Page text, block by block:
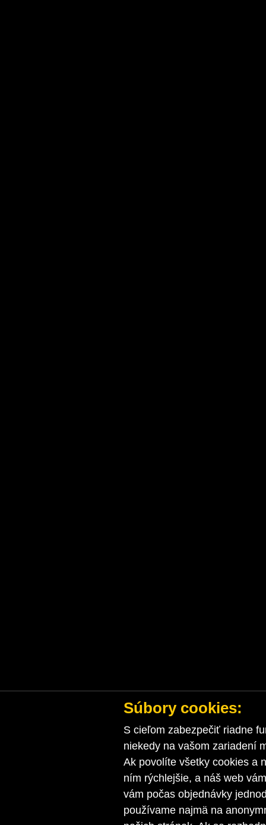
Súbory cookies:
S cieľom zabezpečiť riadne
niekedy na vašom zariadení
Ak povolíte všetky cookies a
ním rýchlejšie, a náš web
vám počas objednávky
používame najmä na